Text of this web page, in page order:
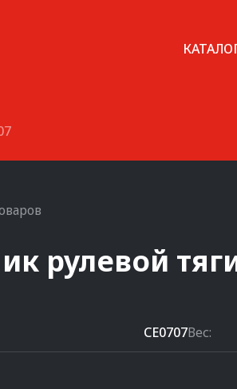
рулевой
CE0707Вес: